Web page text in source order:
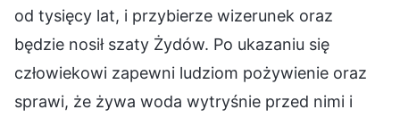
od tysięcy lat, i przybierze wizerunek oraz
będzie nosił szaty Żydów. Po ukazaniu się
człowiekowi zapewni ludziom pożywienie oraz
sprawi, że żywa woda wytryśnie przed nimi i